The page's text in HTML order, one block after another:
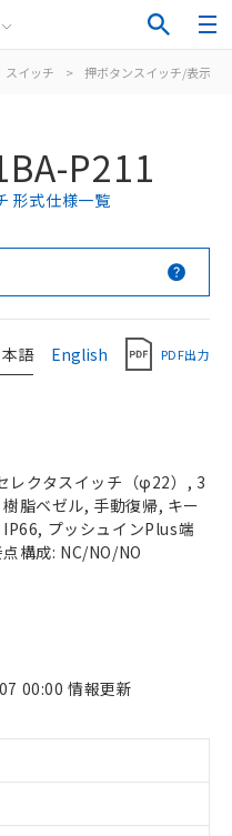
スイッチ > 押ボタンスイッチ/表示灯
P211
形式仕様一覧
本語 English PDF出力
レクタスイッチ（φ22）, 3
脂ベゼル, 手動復帰, キー
プッシュインPlus端
構成: NC/NO/NO
00:00 情報更新